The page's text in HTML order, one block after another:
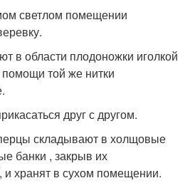
светлом помещении
в области плодоножки иголкой
помощи той же нитки
друг с другом.
складывают в холщовые
банки , закрыв их
и хранят в сухом помещении.